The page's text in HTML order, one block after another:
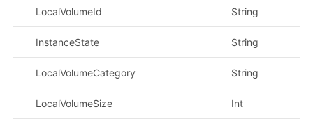
LocalVolumeId String
InstanceState String
LocalVolumeCategory String
LocalVolumeSize Int